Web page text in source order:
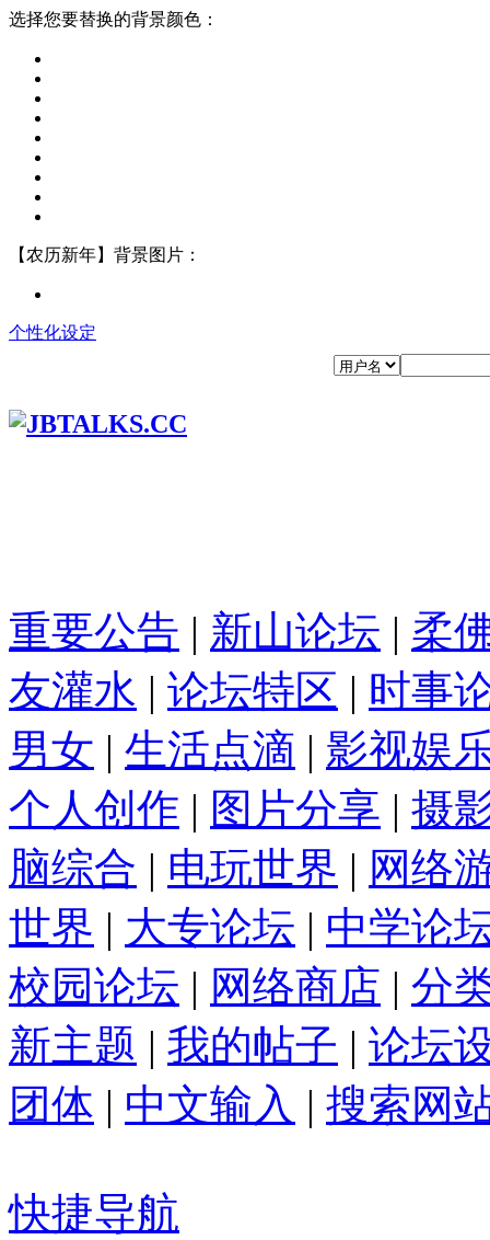
选择您要替换的背景颜色：
【农历新年】背景图片：
个性化设定
重要公告 | 新山论坛 | 柔
友灌水 | 论坛特区 | 时事
男女 | 生活点滴 | 影视娱
个人创作 | 图片分享 | 摄
脑综合 | 电玩世界 | 网络
世界 | 大专论坛 | 中学论
校园论坛 | 网络商店 | 分
新主题 | 我的帖子 | 论坛
团体 | 中文输入 | 搜索网
快捷导航